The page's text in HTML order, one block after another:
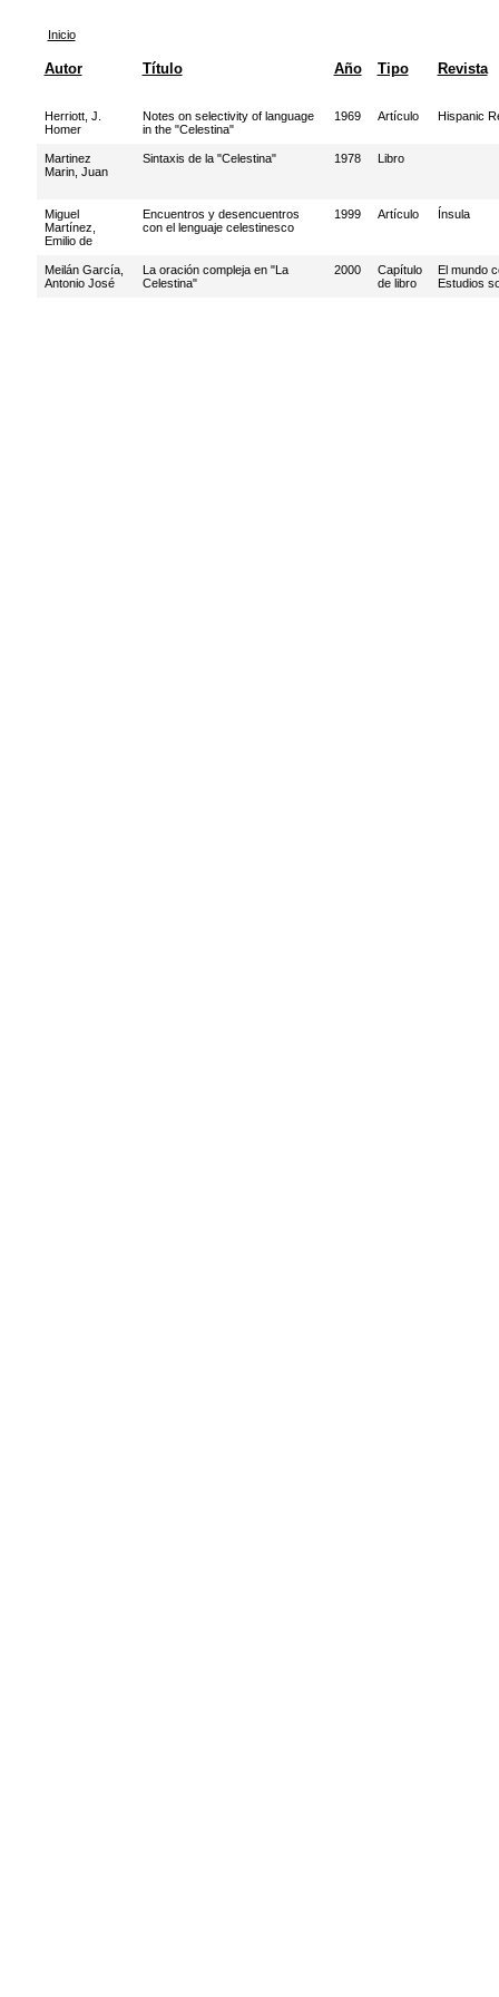
Inicio
Autor Título Año Tipo Revista
Herriott, J.
Homer
Notes on selectivity of language
in the "Celestina"
1969 Artículo Hispanic
Martinez
Marin, Juan
Sintaxis de la "Celestina" 1978 Libro
Miguel
Martínez,
Emilio de
Encuentros y desencuentros
con el lenguaje celestinesco
1999 Artículo Ínsula
Meilán García,
Antonio José
La oración compleja en "La
Celestina"
2000
Capítulo
de libro
El mundo
Estudios